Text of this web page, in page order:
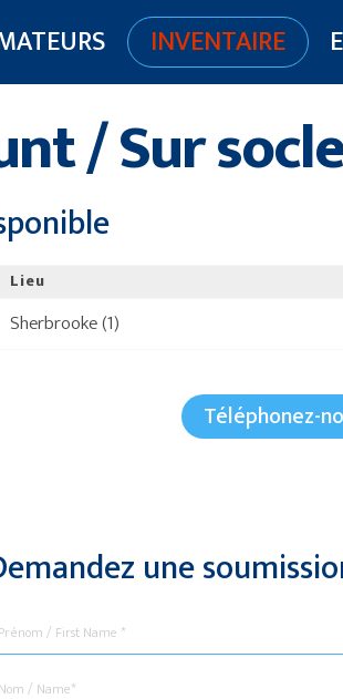
INVENTAIRE
/ Sur socle
Lieu
Sherbrooke (1)
Téléphonez-
une